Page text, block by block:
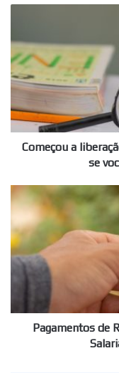
liberação
do
Pé-
de-
Licenciaturas!
Veja
os
R$
1.050
Começou a
se
Pagamentos
de
R$
127,00
até
R$
1518,00
Abono
SalarialPagamentos de